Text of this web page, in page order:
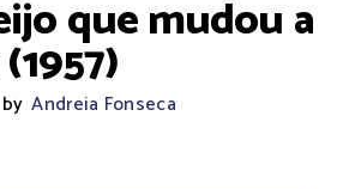
que mudou a
by Andreia Fonseca